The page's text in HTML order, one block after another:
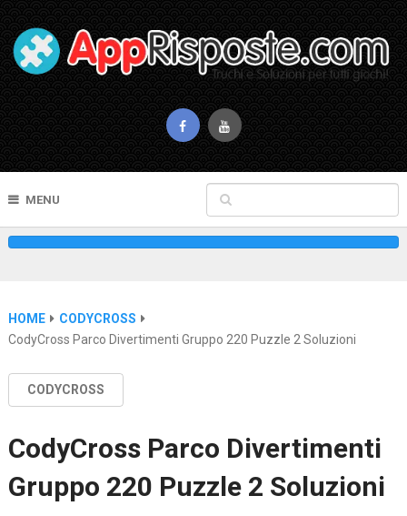
MENU
HOME
CODYCROSS
CodyCross Parco Divertimenti Gruppo 220 Puzzle 2 Soluzioni
CODYCROSS
CodyCross Parco Divertimenti
Gruppo 220 Puzzle 2 Soluzioni